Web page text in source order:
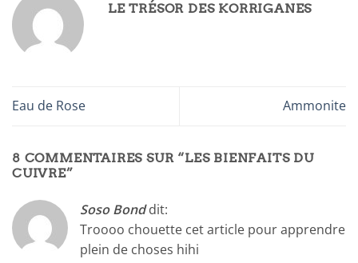
LE TRÉSOR DES KORRIGANES
Eau de Rose Ammonite
8 COMMENTAIRES SUR “LES BIENFAITS DU
CUIVRE”
Soso Bond dit:
Troooo chouette cet article pour apprendre
plein de choses hihi